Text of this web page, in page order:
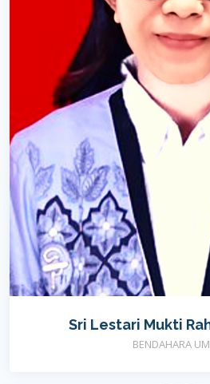
Sri Lestari Mukti
BENDAHARA